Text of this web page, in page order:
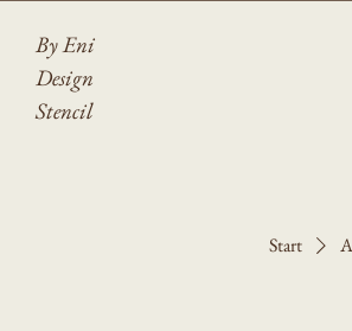
By Eni
Design
Stencil
Start